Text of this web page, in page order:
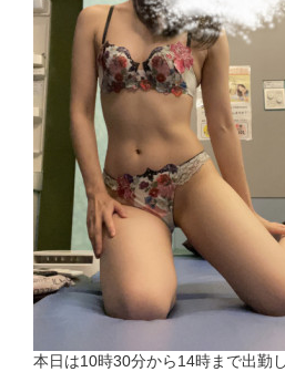
本日は10時30分から14時まで出勤